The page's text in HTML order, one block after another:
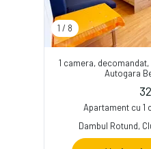
1 / 8
1 camera,
Autogara
Apartament cu 1
Dambul Rotund,